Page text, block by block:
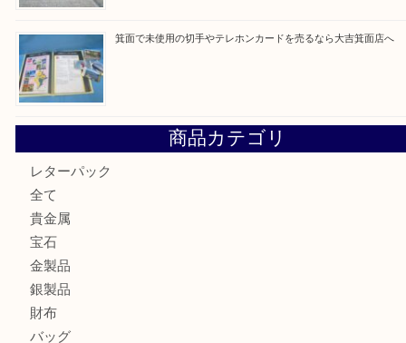
箕面で天皇陛下御在位60年記念金貨を売るなら大吉箕面店